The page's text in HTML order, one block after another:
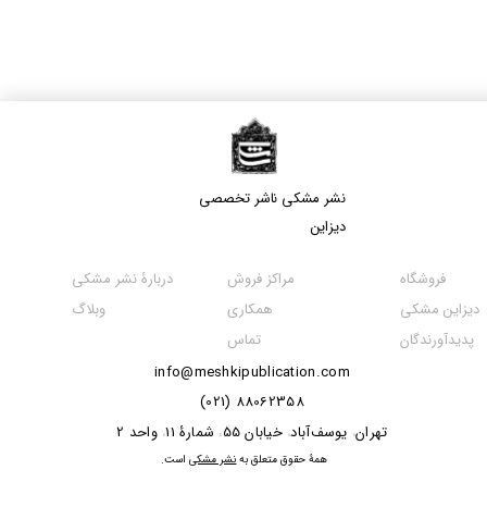
نشر مشکی​​​​​​​ ناشر تخصصی
دیزاین
info@meshkipublication.com
88062358 (021)
​​​​​​تهران، یوسف‌آباد، خیابان 55 ، شمارۀ 11 ،واحد 2
مراکز فروش
همکاری
تماس
فروشگاه
دیزاین مشکی
پدیدآورندگان
دربارۀ نشر مشکی
وبلاگ
​همۀ حقوق متعلق به نشر مشکیاست.